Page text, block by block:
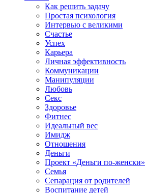
Как решить задачу
Простая психология
Интервью с великими
Счастье
Успех
Карьера
Личная эффективность
Коммуникации
Манипуляции
Любовь
Секс
Здоровье
Фитнес
Идеальный вес
Имидж
Отношения
Деньги
Проект «Деньги по-женски»
Семья
Сепарация от родителей
Воспитание детей